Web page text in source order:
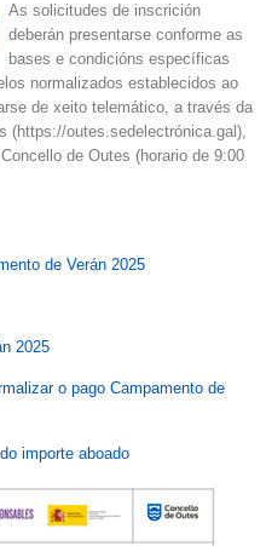
As solicitudes de inscrición
deberán presentarse conforme as
bases e condicións específicas
normalizados establecidos ao
de xeito telemático, a través da
(https://outes.sedelectrónica.gal),
de Outes (horario de 9:00
de Verán 2025
2025
o pago Campamento de
importe aboado